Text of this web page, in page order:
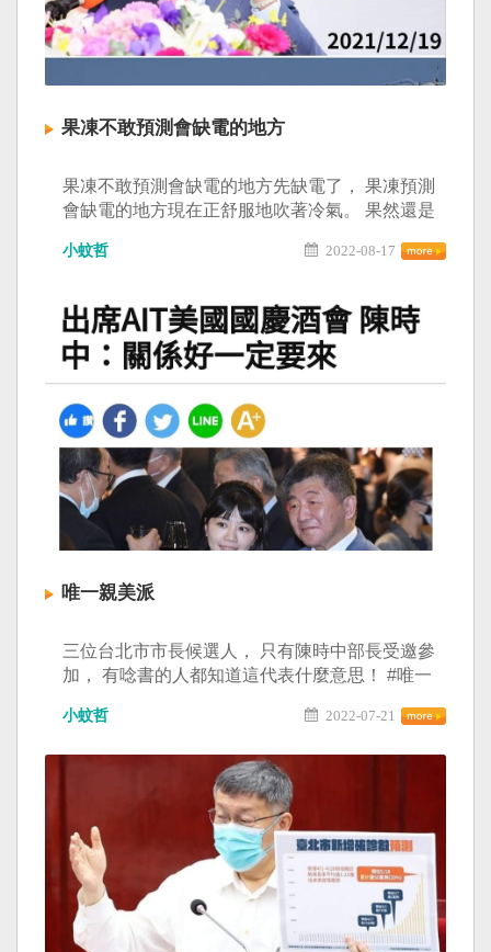
果凍不敢預測會缺電的地方
果凍不敢預測會缺電的地方先缺電了， 果凍預測
會缺電的地方現在正舒服地吹著冷氣。 果然還是
小蚊哲 2022-08-17
唯一親美派
三位台北市市長候選人， 只有陳時中部長受邀參
加， 有唸書的人都知道這代表什麼意思！ #唯一
小蚊哲 2022-07-21